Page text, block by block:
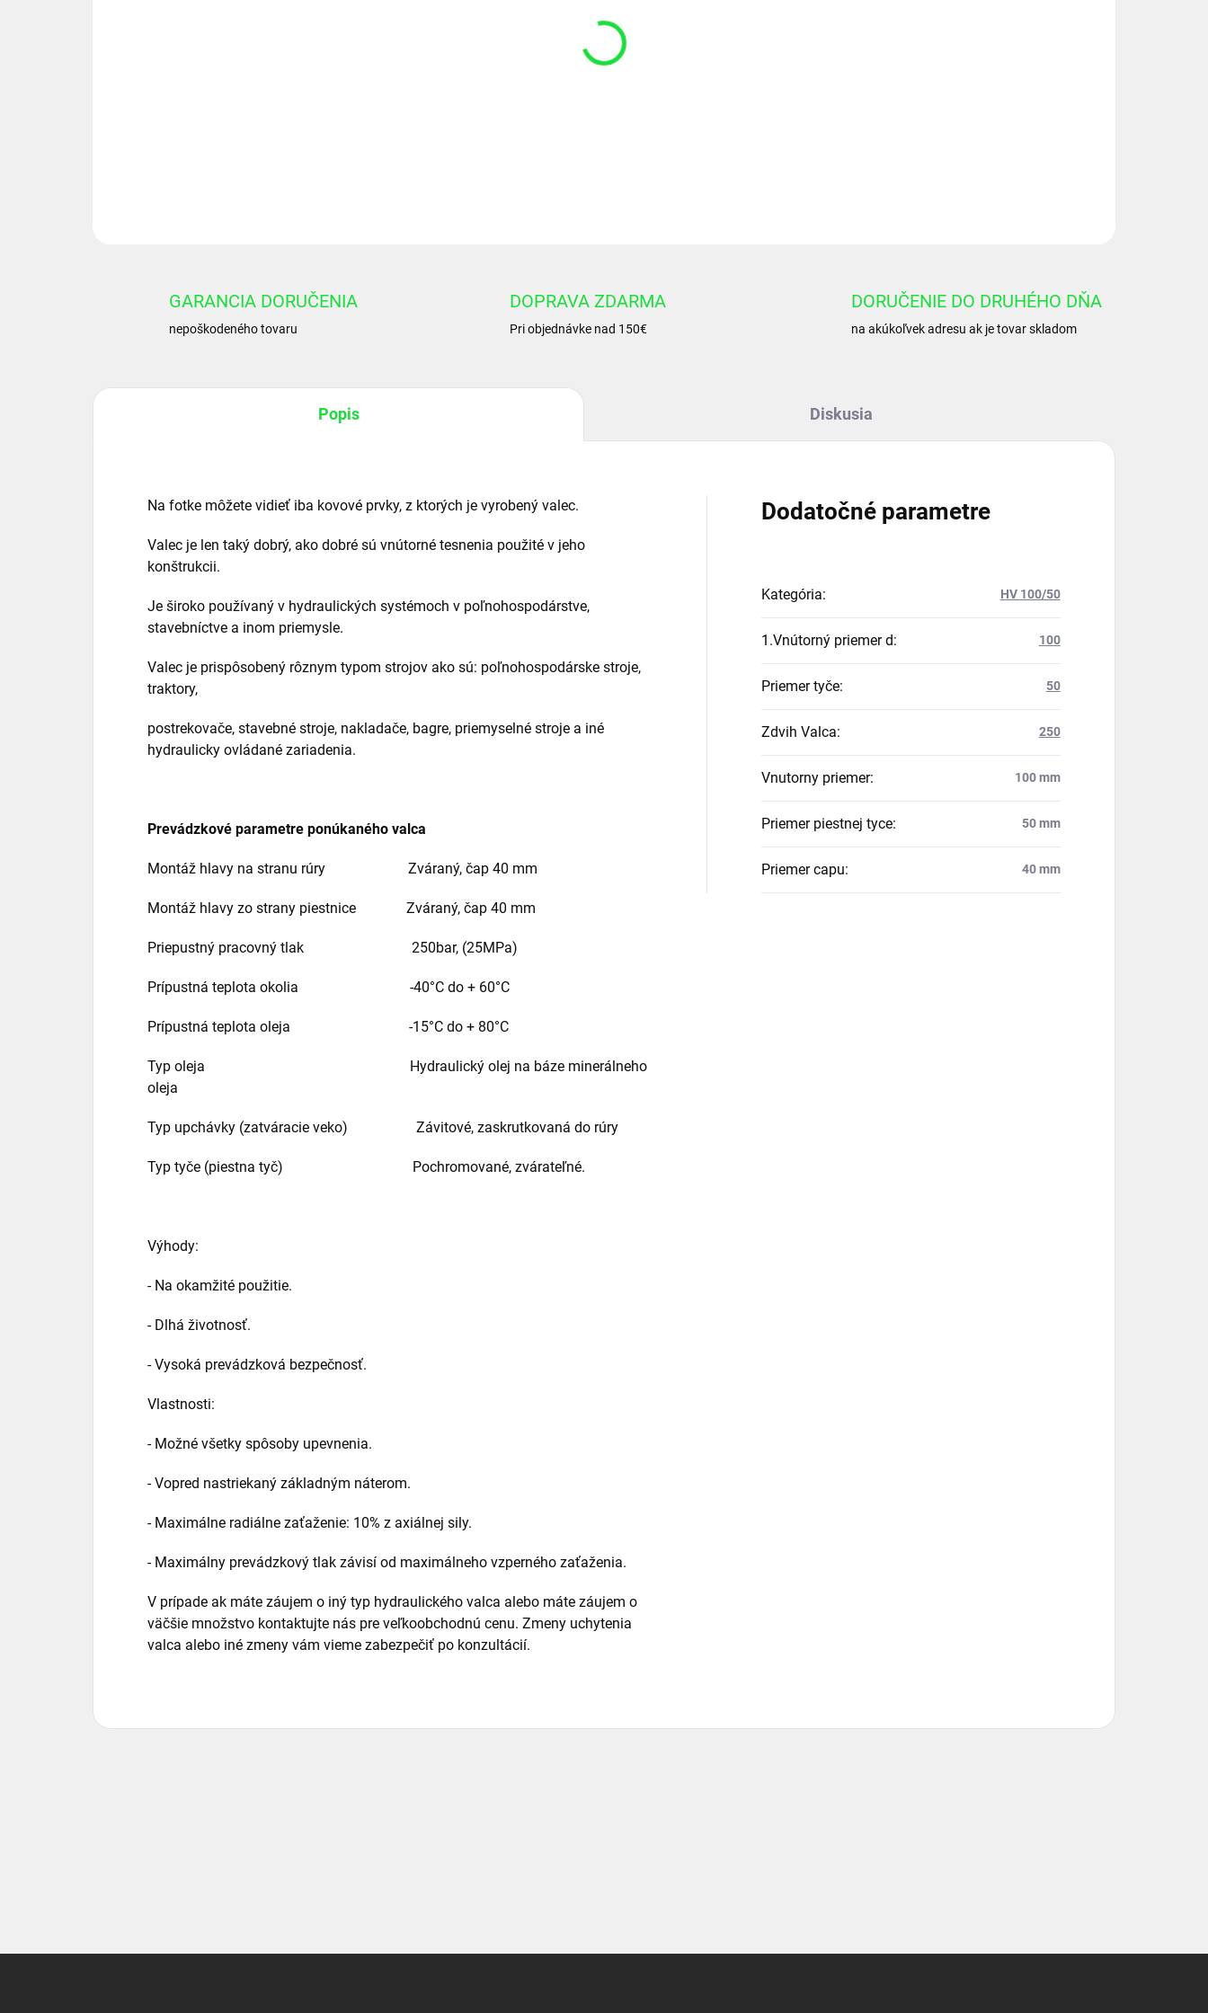
GARANCIA DORUČENIA
nepoškodeného tovaru
DOPRAVA ZDARMA
Pri objednávke nad 150€
DORUČENIE DO DRUHÉHO DŇA
na akúkoľvek adresu ak je tovar skladom
Popis Diskusia
Na fotke môžete vidieť iba kovové prvky, z ktorých je vyrobený valec.
Valec je len taký dobrý, ako dobré sú vnútorné tesnenia použité v jeho
konštrukcii.
Je široko používaný v hydraulických systémoch v poľnohospodárstve,
stavebníctve a inom priemysle.
Valec je prispôsobený rôznym typom strojov ako sú: poľnohospodárske stroje,
traktory,
postrekovače, stavebné stroje, nakladače, bagre, priemyselné stroje a iné
hydraulicky ovládané zariadenia.
Prevádzkové parametre ponúkaného valca
Montáž hlavy na stranu rúry Zváraný, čap 40 mm
Montáž hlavy zo strany piestnice Zváraný, čap 40 mm
Priepustný pracovný tlak 250bar, (25MPa)
Prípustná teplota okolia -40°C do + 60°C
Prípustná teplota oleja -15°C do + 80°C
Typ oleja Hydraulický olej na báze minerálneho
oleja
Typ upchávky (zatváracie veko) Závitové, zaskrutkovaná do rúry
Typ tyče (piestna tyč) Pochromované, zvárateľné.
Výhody:
- Na okamžité použitie.
- Dlhá životnosť.
- Vysoká prevádzková bezpečnosť.
Vlastnosti:
- Možné všetky spôsoby upevnenia.
- Vopred nastriekaný základným náterom.
- Maximálne radiálne zaťaženie: 10% z axiálnej sily.
- Maximálny prevádzkový tlak závisí od maximálneho vzperného zaťaženia.
V prípade ak máte záujem o iný typ hydraulického valca alebo máte záujem o
väčšie množstvo kontaktujte nás pre veľkoobchodnú cenu. Zmeny uchytenia
valca alebo iné zmeny vám vieme zabezpečiť po konzultácií.
Dodatočné parametre
Kategória: HV 100/50
1.Vnútorný priemer d: 100
Priemer tyče: 50
Zdvih Valca: 250
Vnutorny priemer: 100 mm
Priemer piestnej tyce: 50 mm
Priemer capu: 40 mm